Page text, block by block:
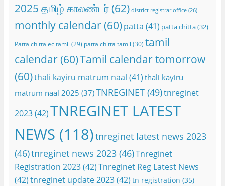
2025 தமிழ் காலண்டர்(62) district registrar office(26)
monthly calendar(60) patta (41) patta chitta(32)
Patta chitta ec tamil (29) patta chitta tamil (30) tamil
calendar(60)Tamil calendar tomorrow
(60)thali kayiru matrum naal (41) thali kayiru
matrum naal 2025 (37)TNREGINET(49)tnreginet
2023(42)TNREGINET LATEST
NEWS (118)tnreginet latest news 2023
(46)tnreginet news 2023(46)Tnreginet
Registration 2023(42)Tnreginet Reg Latest News
(42)tnreginet update 2023(42) tn registration (35)